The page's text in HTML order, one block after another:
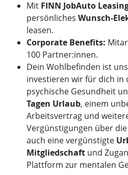
Mit FINN JobAuto
persönliches Wunsch-
leasen.
Corporate Benefits:
100 Partner:innen.
Dein Wohlbefinden ist
investieren wir für dich in
psychische Gesundheit
Tagen Urlaub, einem
Arbeitsvertrag und
Vergünstigungen über
auch eine vergünstigte
Mitgliedschaft und
Plattform zur mentalen